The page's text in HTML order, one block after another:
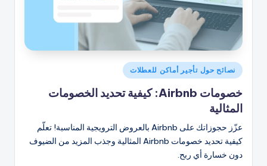
نُشر
في
نصائح حول تأجير أماكن للعطلات
خصومات Airbnb: كيفية تحديد الخصومات
المثالية
عزّز حجوزاتك على Airbnb بالعروض الترويجية المناسبة! تعلّم
كيفية تحديد خصومات Airbnb المثالية وجذب المزيد من الضيوف
دون خسارة أي ربح.